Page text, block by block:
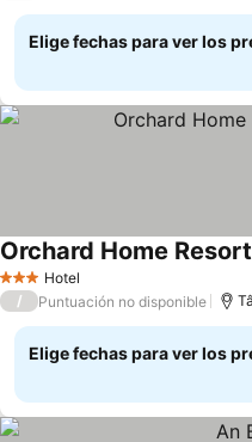
Elige fechas para ver los
3 Estrellas
Hotel
Orchard Home
/ Puntuación no disponible
Elige fechas para ver los